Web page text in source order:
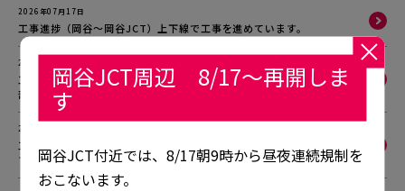
2026年07月17日
工事進捗（岡谷～岡谷JCT）上下線で工事を進めています。
2026年07月06日
工事進捗（岡谷～岡谷JCT）特殊なコンクリートの仕上げ作業が一
部完了しました。
2026年06月26日
工事進捗（岡谷～岡谷JCT）特殊なコンクリートを流し込んでいま
す。
岡谷JCT周辺 8/17～再開しま
す
岡谷JCT付近では、8/17朝9時から昼夜連続規制を
おこないます。